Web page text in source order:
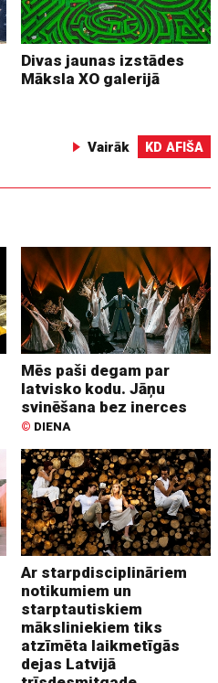
Divas jaunas izstādes
Māksla XO galerijā
Vairāk KD AFIŠA
Mēs paši degam par
latvisko kodu. Jāņu
svinēšana bez inerces
© DIENA
Ar starpdisciplināriem
notikumiem un
starptautiskiem
māksliniekiem tiks
atzīmēta laikmetīgās
dejas Latvijā